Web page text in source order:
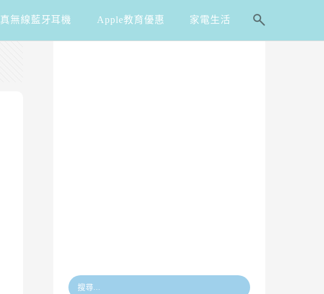
真無線藍牙耳機 Apple教育優惠 家電生活